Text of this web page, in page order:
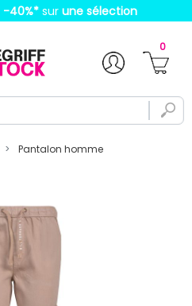
-40%* sur une sélection
0
Pantalon homme